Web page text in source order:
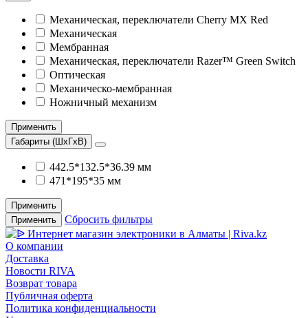
Механическая, переключатели Cherry MX Red
Механическая
Мембранная
Механическая, переключатели Razer™ Green Switch
Оптическая
Механическо-мембранная
Ножничный механизм
Применить
Габариты (ШхГхВ)
442.5*132.5*36.39 мм
471*195*35 мм
Применить
Применить
Сбросить фильтры
О компании
Доставка
Новости RIVA
Возврат товара
Публичная оферта
Политика конфиденциальности